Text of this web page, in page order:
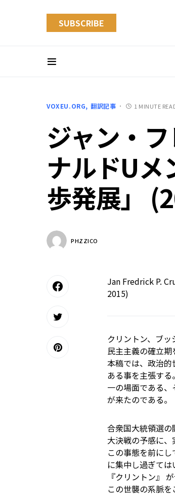
SUBSCRIBE
VOXEU.ORG 翻訳記事 1 MINUTE
ジャン・
ナルドUメ
歩発展」
PHZZICO
Jan Fredrick P.
2015)
クリントン、ブ
民主主義の確立期
本稿では、政治
ある事を主張す
一の場面である
が来たのである。
合衆国大統領選
大決戦の予感に
この事態を前に
に集中し過ぎて
『クリントン』
この世襲の系脈